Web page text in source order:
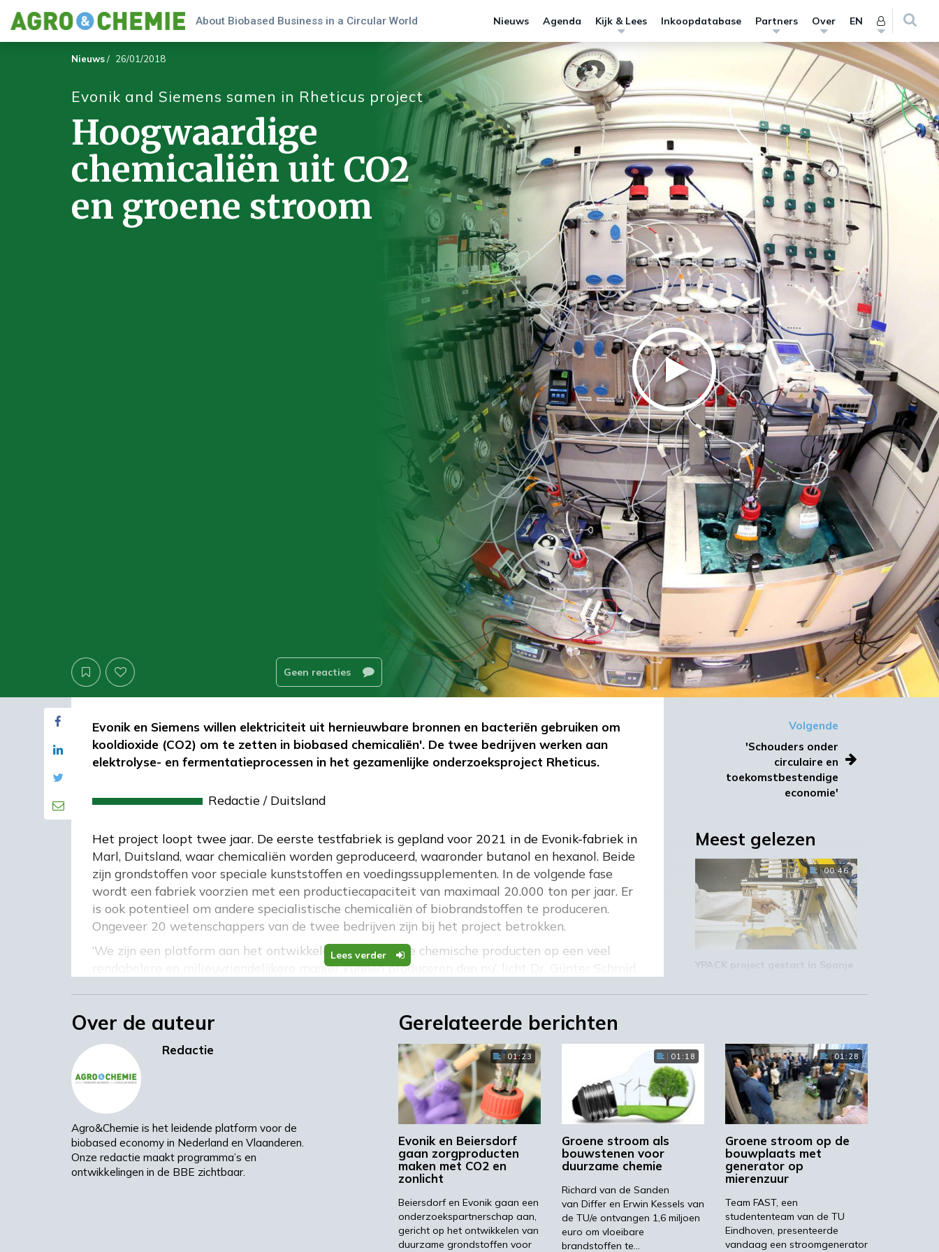
About Biobased Business in a Circular World Nieuws Agenda Kijk & Lees Inkoopdatabase Partners Over EN
Nieuws/ 26/01/2018
Evonik and Siemens samen in Rheticus project
Hoogwaardige
chemicaliën uit CO2
en groene stroom
Geen reacties
Lees verder
Evonik en Siemens willen elektriciteit uit hernieuwbare bronnen en bacteriën gebruiken om
kooldioxide (CO2) om te zetten in biobased chemicaliën'. De twee bedrijven werken aan
elektrolyse- en fermentatieprocessen in het gezamenlijke onderzoeksproject Rheticus.
Redactie / Duitsland
Het project loopt twee jaar. De eerste testfabriek is gepland voor 2021 in de Evonik-fabriek in
Marl, Duitsland, waar chemicaliën worden geproduceerd, waaronder butanol en hexanol. Beide
zijn grondstoffen voor speciale kunststoffen en voedingssupplementen. In de volgende fase
wordt een fabriek voorzien met een productiecapaciteit van maximaal 20.000 ton per jaar. Er
is ook potentieel om andere specialistische chemicaliën of biobrandstoffen te produceren.
Ongeveer 20 wetenschappers van de twee bedrijven zijn bij het project betrokken.
‘We zijn een platform aan het ontwikkelen waarmee we chemische producten op een veel
rendabelere en milieuvriendelijkere manier kunnen produceren dan nu’, licht Dr. Günter Schmid,
Meerdere voordelen
De nieuwe technologie combineert meerdere voordelen. Het is niet alleen mogelijk om
chemicaliën duurzaam te produceren, maar dient ook als energieopslag, kan reageren op
stroomfluctuaties en helpen het netwerk te stabiliseren. Rheticus is verbonden aan het
Kopernikus-initiatief voor de energietransitie in Duitsland, die op zoek is naar nieuwe
oplossingen om het energiesysteem te herstructureren. Het Rheticus-project ontvangt 2,8
miljoen euro aan financiering van het Duitse federale ministerie van Onderwijs en Onderzoek
‘Met het Rheticus-platform willen we aantonen dat kunstmatige fotosynthese haalbaar is’,
zegt dr. Thomas Haas, die verantwoordelijk is voor het project op de strategische
Volgende
'Schouders onder
circulaire en
toekomstbestendige
economie'
Meest gelezen
00:46
YPACK project gestart in Spanje
03:10
‘Grote groeikansen Europese
markt voor biobased producten’
02:19
STRONGBIONET verbindt
Europese newerken bio-
economie
Over de auteur
Redactie
Agro&Chemie is het leidende platform voor de
biobased economy in Nederland en Vlaanderen.
Onze redactie maakt programma’s en
ontwikkelingen in de BBE zichtbaar.
Gerelateerde berichten
01:23
Evonik en Beiersdorf
gaan zorgproducten
maken met CO2 en
zonlicht
Beiersdorf en Evonik gaan een
onderzoekspartnerschap aan,
gericht op het ontwikkelen van
duurzame grondstoffen voor
01:18
Groene stroom als
bouwstenen voor
duurzame chemie
Richard van de Sanden
van Differ en Erwin Kessels van
de TU/e ontvangen 1,6 miljoen
euro om vloeibare
brandstoffen te…
01:28
Groene stroom op de
bouwplaats met
generator op
mierenzuur
Team FAST, een
studententeam van de TU
Eindhoven, presenteerde
vandaag een stroomgenerator